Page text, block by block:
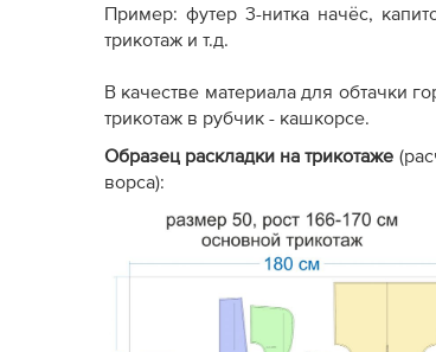
Пример: футер 3-нитка начёс,
трикотаж и т.д.
В качестве материала для обтачки
трикотаж в рубчик - кашкорсе.
Образец раскладки на трикотаже
ворса):